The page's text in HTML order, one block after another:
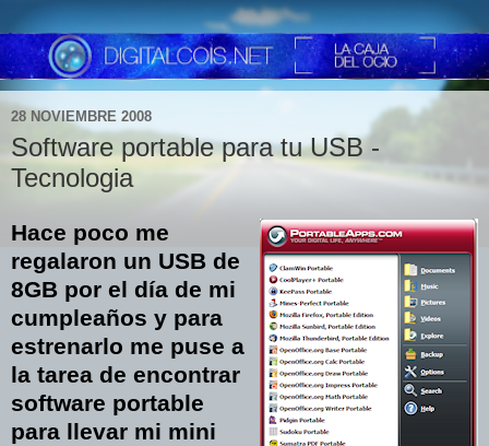
28 NOVIEMBRE 2008
Software portable para tu USB -
Tecnologia
Hace poco me
regalaron un USB de
8GB por el día de mi
cumpleaños y para
estrenarlo me puse a
la tarea de encontrar
software portable
para llevar mi mini